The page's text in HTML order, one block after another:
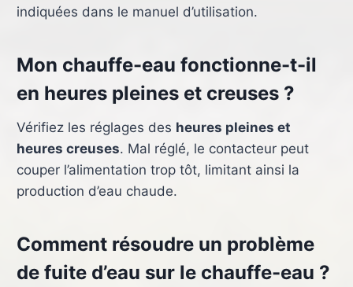
indiquées dans le manuel d’utilisation.
Mon chauffe-eau fonctionne-t-il
en heures pleines et creuses ?
Vérifiez les réglages des heures pleines et
heures creuses. Mal réglé, le contacteur peut
couper l’alimentation trop tôt, limitant ainsi la
production d’eau chaude.
Comment résoudre un problème
de fuite d’eau sur le chauffe-eau ?